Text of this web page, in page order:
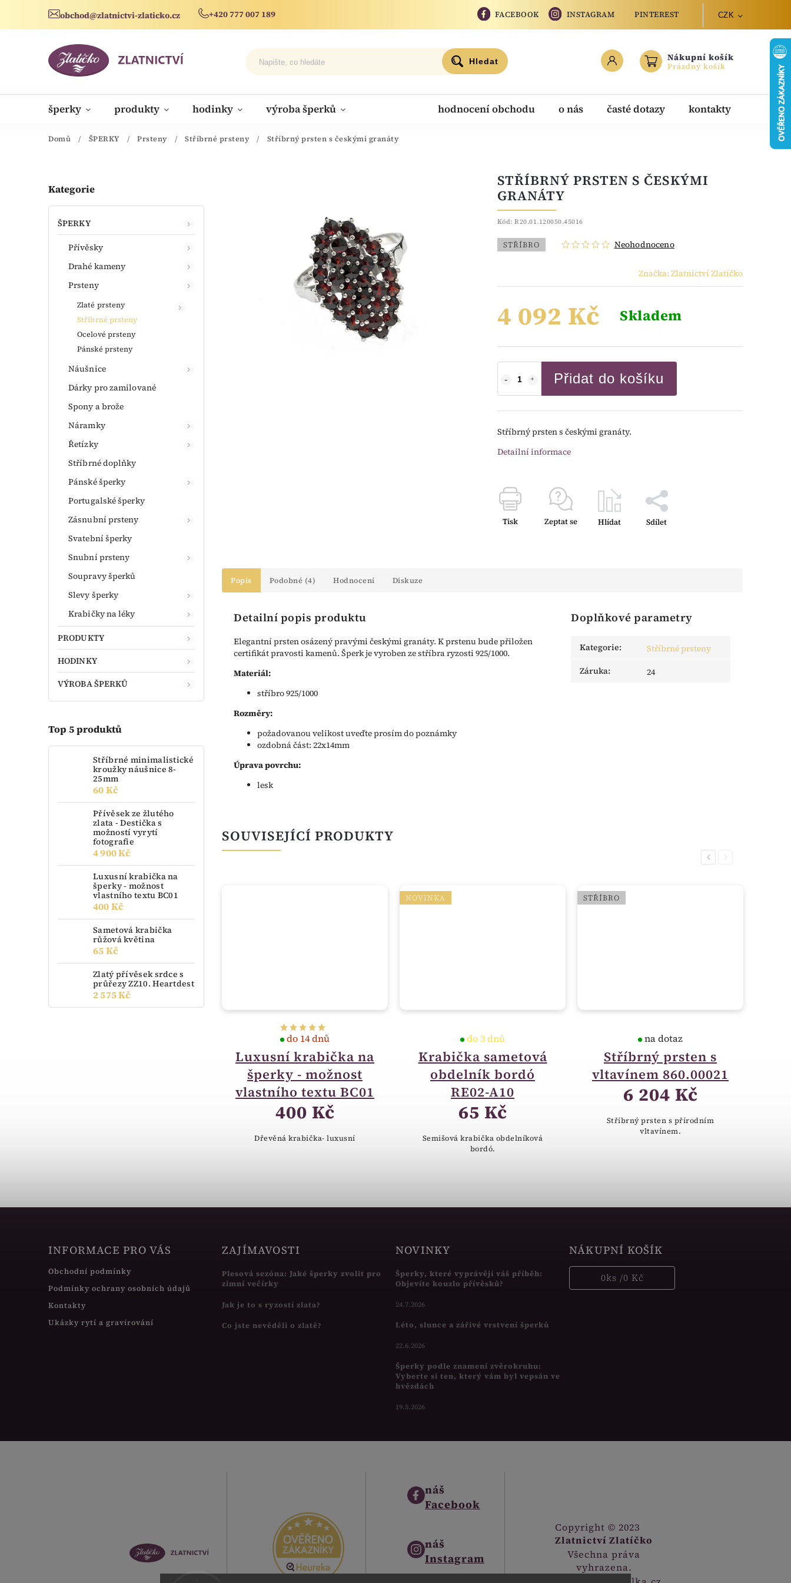
obchod@zlatnictvi-zlaticko.cz +420 777 007 189 FACEBOOK INSTAGRAM PINTEREST CZK
Hledat Nákupní košík
Prázdný košík
šperky produkty hodinky výroba šperků hodnocení obchodu o nás časté dotazy kontakty
novinky
Domů / ŠPERKY / Prsteny / Stříbrné prsteny / Stříbrný prsten s českými granáty
Kategorie
ŠPERKY
Přívěsky
Drahé kameny
Prsteny
Zlaté prsteny
Stříbrné prsteny
Ocelové prsteny
Pánské prsteny
Náušnice
Dárky pro zamilované
Spony a brože
Náramky
Řetízky
Stříbrné doplňky
Pánské šperky
Portugalské šperky
Zásnubní prsteny
Svatební šperky
Snubní prsteny
Soupravy šperků
Slevy šperky
Krabičky na léky
PRODUKTY
HODINKY
VÝROBA ŠPERKŮ
Top 5 produktů
Stříbrné minimalistické
kroužky náušnice 8-
25mm
60 Kč
Přívěsek ze žlutého
zlata - Destička s
možností vyrytí
fotografie
4 900 Kč
Luxusní krabička na
šperky - možnost
vlastního textu BC01
400 Kč
Sametová krabička
růžová květina
65 Kč
Zlatý přívěsek srdce s
průřezy ZZ10. Heartdest
2 575 Kč
STŘÍBRNÝ PRSTEN S ČESKÝMI
GRANÁTY
Kód: R20.01.120050.45016
STŘÍBRO Neohodnoceno
Značka: Zlatnictví Zlatíčko
4 092 Kč Skladem
Přidat do košíku
Stříbrný prsten s českými granáty.
Detailní informace
Tisk Zeptat se Hlídat Sdílet
Popis Podobné (4) Hodnocení Diskuze
Detailní popis produktu
Elegantní prsten osázený pravými českými granáty. K prstenu bude přiložen
certifikát pravosti kamenů. Šperk je vyroben ze stříbra ryzosti 925/1000.
Materiál:
stříbro 925/1000
Rozměry:
požadovanou velikost uveďte prosím do poznámky
ozdobná část: 22x14mm
Úprava povrchu:
lesk
Doplňkové parametry
Kategorie:
Stříbrné prsteny
Záruka: 24
SOUVISEJÍCÍ PRODUKTY
Previous
Luxusní krabička na
šperky - možnost
vlastního textu BC01
do 14 dnů
400 Kč
Dřevěná krabička- luxusní
NOVINKA
Krabička sametová
obdelník bordó
RE02-A10
do 3 dnů
65 Kč
Semišová krabička obdelníková
bordó.
STŘÍBRO
Stříbrný prsten s
vltavínem 860.00021
na dotaz
6 204 Kč
Stříbrný prsten s přírodním
vltavínem.
Next
INFORMACE PRO VÁS
Obchodní podmínky
Podmínky ochrany osobních údajů
Kontakty
Ukázky rytí a gravírování
ZAJÍMAVOSTI
Plesová sezóna: Jaké šperky zvolit pro
zimní večírky
Jak je to s ryzostí zlata?
Co jste nevěděli o zlatě?
NOVINKY
Šperky, které vyprávějí váš příběh:
Objevíte kouzlo přívěsků?
24.7.2026
Léto, slunce a zářivé vrstvení šperků
22.6.2026
Šperky podle znamení zvěrokruhu:
Vyberte si ten, který vám byl vepsán ve
hvězdách
19.5.2026
NÁKUPNÍ KOŠÍK
0ks /0 Kč
náš
Facebook
náš
Instagram
Copyright © 2023
Zlatnictví Zlatíčko
Všechna práva
vyhrazena.